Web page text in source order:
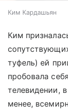
Ким Кардашьян
Ким
туфель) ей
пробовала
телевидении,
менее,